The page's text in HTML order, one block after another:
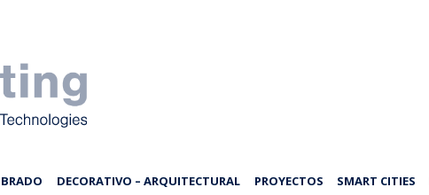
DECORATIVO – ARQUITECTURAL PROYECTOS SMART CITIES